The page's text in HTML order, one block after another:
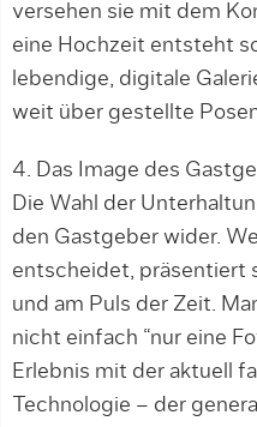
versehen sie mit dem
eine Hochzeit entsteht
lebendige, digitale
weit über gestellte
4. Das Image des
Die Wahl der
den Gastgeber wider.
entscheidet, präsentiert
und am Puls der Zeit.
nicht einfach “nur eine
Erlebnis mit der aktuell
Technologie – der